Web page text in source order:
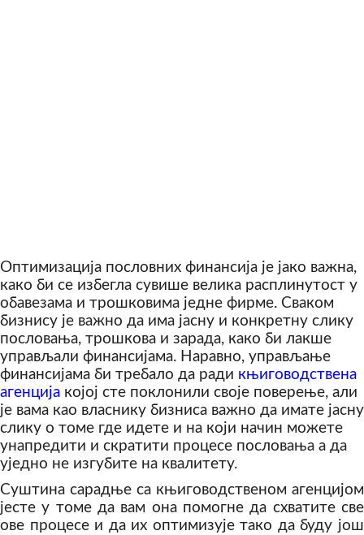
Оптимизација пословних финансија је јако важна,
како би се избегла сувише велика расплинутост у
обавезама и трошковима једне фирме. Сваком
бизнису је важно да има јасну и конкретну слику
пословања, трошкова и зарада, како би лакше
управљали финансијама. Наравно, управљање
финансијама би требало да ради књиговодствена
агенција којој сте поклонили своје поверење, али
је вама као власнику бизниса важно да имате јасну
слику о томе где идете и на који начин можете
унапредити и скратити процесе пословања а да
уједно не изгубите на квалитету.
Суштина сарадње са књиговодственом агенцијом
јесте у томе да вам она помогне да схватите све
ове процесе и да их оптимизује тако да буду још